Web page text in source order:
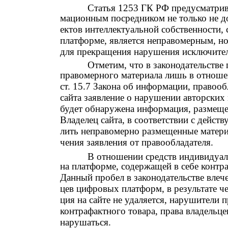
Статья 1253 ГК РФ
мационным посредником не только не
ектов интеллектуальной
платформе, является неправомерным,
для прекращения нарушения
Отметим, что в
правомерного материала лишь в
ст. 15.7 Закона об информации,
сайта заявление о нарушении
будет обнаружена информация,
Владелец сайта, в соответствии с
лить неправомерно размещенные
чения заявления от правообладателя.
В отношении средств
на платформе, содержащей в себе
Данный пробел в законодательстве
цев цифровых платформ, в результате
ция на сайте не удаляется,
контрафактного товара, права
нарушаться.